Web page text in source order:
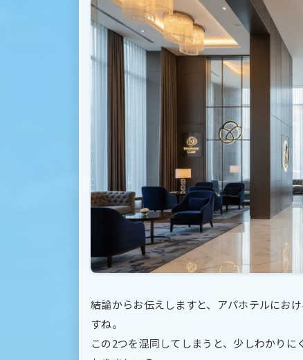
結論からお伝えしますと、アパホテルにお
すね。
この2つを混同してしまうと、少しわかり